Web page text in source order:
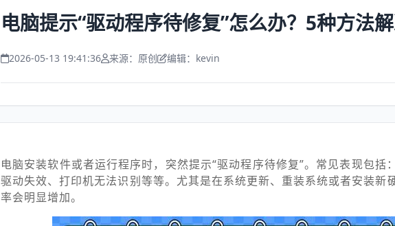
电脑提示“驱动程序待修复”怎么办？5种方法
2026-05-13 19:41:36 来源：原创 编辑：kevin
电脑安装软件或者运行程序时，突然提示“驱动程序待修复”。常见表现包括：
驱动失效、打印机无法识别等等。尤其是在系统更新、重装系统或者安装新
率会明显增加。